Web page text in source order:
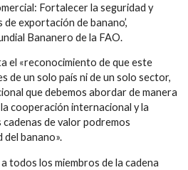
Fortalecer la seguridad y
exportación de banano’,
Bananero de la FAO.
el «reconocimiento de que este
de un solo país ni de un solo sector,
que debemos abordar de manera
cooperación internacional y la
de valor podremos
banano».
todos los miembros de la cadena